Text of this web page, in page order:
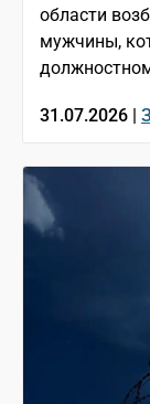
области
мужчины,
31.07.2026 |